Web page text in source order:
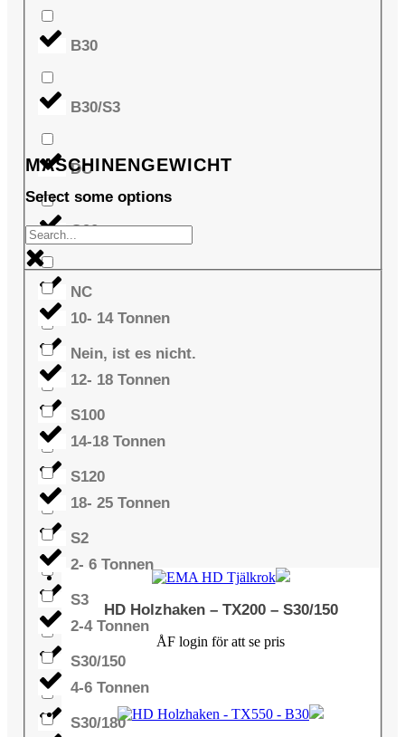
B30
B30/S3
DC
G90
NC
Nein, ist es nicht.
S100
S120
S2
S3
S30/150
S30/180
MASCHINENGEWICHT
Select some options
10- 14 Tonnen
12- 18 Tonnen
14-18 Tonnen
18- 25 Tonnen
2- 6 Tonnen
2-4 Tonnen
4-6 Tonnen
HD Holzhaken – TX200 – S30/150
ÅF login för att se pris